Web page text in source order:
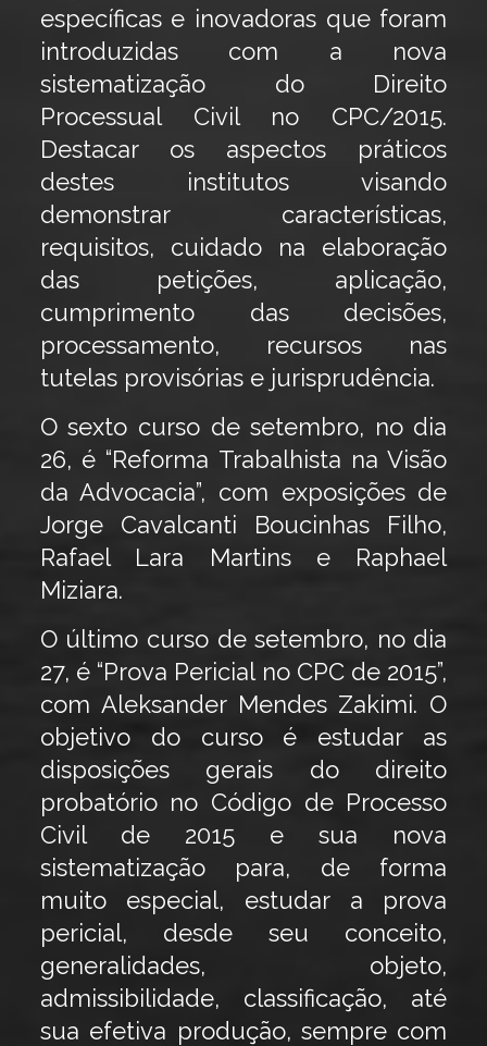
específicas e inovadoras que foram
introduzidas com a nova
sistematização do Direito
Processual Civil no CPC/2015.
Destacar os aspectos práticos
destes institutos visando
demonstrar características,
requisitos, cuidado na elaboração
das petições, aplicação,
cumprimento das decisões,
processamento, recursos nas
tutelas provisórias e jurisprudência.
O sexto curso de setembro, no dia
26, é “Reforma Trabalhista na Visão
da Advocacia”, com exposições de
Jorge Cavalcanti Boucinhas Filho,
Rafael Lara Martins e Raphael
Miziara.
O último curso de setembro, no dia
27, é “Prova Pericial no CPC de 2015”,
com Aleksander Mendes Zakimi. O
objetivo do curso é estudar as
disposições gerais do direito
probatório no Código de Processo
Civil de 2015 e sua nova
sistematização para, de forma
muito especial, estudar a prova
pericial, desde seu conceito,
generalidades, objeto,
admissibilidade, classificação, até
sua efetiva produção, sempre com